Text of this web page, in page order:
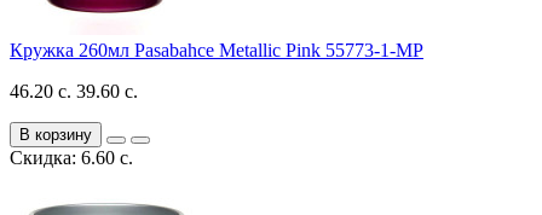
Кружка 260мл Pasabahce Metallic Pink 55773-1-MP
46.20 с. 39.60 с.
В корзину
Скидка: 6.60 с.